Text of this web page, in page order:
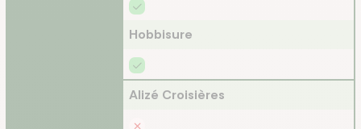
Hobbisure
Alizé Croisières